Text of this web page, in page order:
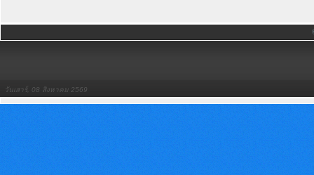
วันเสาร์, 08 สิงหาคม 2569